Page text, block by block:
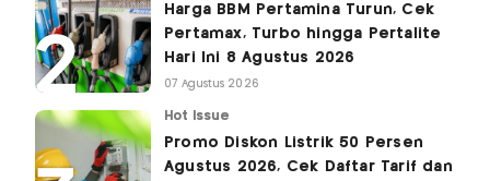
Harga BBM Pertamina Turun, Cek
Pertamax, Turbo hingga Pertalite
Hari Ini 8 Agustus 2026
07 Agustus 2026
Hot Issue
Promo Diskon Listrik 50 Persen
Agustus 2026, Cek Daftar Tarif dan